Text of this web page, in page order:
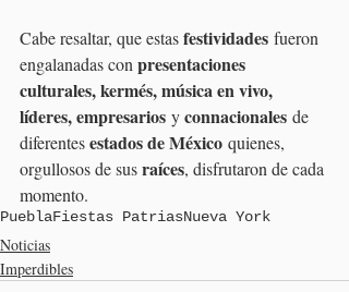
Cabe resaltar, que estas festividades fueron
engalanadas con presentaciones
culturales, kermés, música en vivo,
líderes, empresarios y connacionales de
diferentes estados de México quienes,
orgullosos de sus raíces, disfrutaron de cada
momento.
PueblaFiestas PatriasNueva York
Noticias
Imperdibles